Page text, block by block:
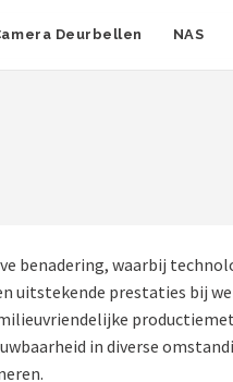
Deurbellen NAS
benadering, waarbij
uitstekende prestaties bij
in diverse